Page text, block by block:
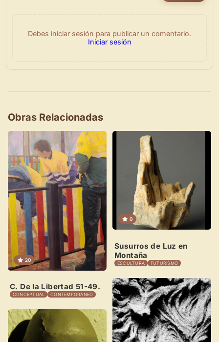
Debes iniciar sesión para publicar un comentario.
Iniciar sesión
Obras Relacionadas
20
C. De la Libertad 51-49.
CONCEPTUAL CONTEMPORÁNEO
0
Susurros de Luz en
Montaña
ESCULTURA FUTURISMO
Novedad: Tu Panel de Usuario
Directorio de Arteestrena su nuevo Panel de Usuario
centro de control para gestionar todo tu arte.
Publica y gestiona tus obras
Administra tu Espacio de Arte
Crea eventos y noticias
Recibe y responde mensajes
Sigue las visitas de tus obras
Crear cuenta y abrir mi Panel Explorar obras